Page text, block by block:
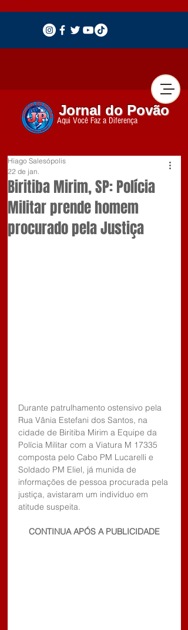
Jornal do Povão
Aqui Você Faz a Diferença
Biritiba Mirim, SP: Polícia
Militar prende homem
procurado pela Justiça
Hiago Salesópolis
22 de jan.
Durante patrulhamento ostensivo pela
Rua Vânia Estefani dos Santos, na
cidade de Biritiba Mirim a Equipe da
Polícia Militar com a Viatura M 17335
composta pelo Cabo PM Lucarelli e
Soldado PM Eliel, já munida de
informações de pessoa procurada pela
justiça, avistaram um indivíduo em
atitude suspeita.
CONTINUA APÓS A PUBLICIDADE